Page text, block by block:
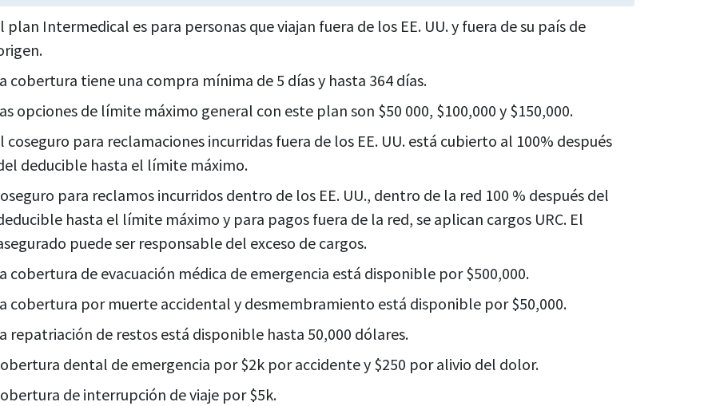
plan Intermedical es para personas que viajan fuera de los EE. UU. y fuera de su país de
cobertura tiene una compra mínima de 5 días y hasta 364 días.
opciones de límite máximo general con este plan son $50 000, $100,000 y $150,000.
coseguro para reclamaciones incurridas fuera de los EE. UU. está cubierto al 100% después
deducible hasta el límite máximo.
para reclamos incurridos dentro de los EE. UU., dentro de la red 100 % después del
hasta el límite máximo y para pagos fuera de la red, se aplican cargos URC. El
puede ser responsable del exceso de cargos.
cobertura de evacuación médica de emergencia está disponible por $500,000.
cobertura por muerte accidental y desmembramiento está disponible por $50,000.
repatriación de restos está disponible hasta 50,000 dólares.
dental de emergencia por $2k por accidente y $250 por alivio del dolor.
de interrupción de viaje por $5k.